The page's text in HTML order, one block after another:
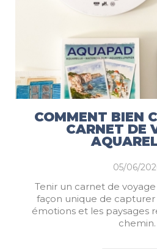
COMMENT BIEN
CARNET DE
05/06/
Tenir un carnet de
façon unique de capturer
émotions et les paysages
chemin.